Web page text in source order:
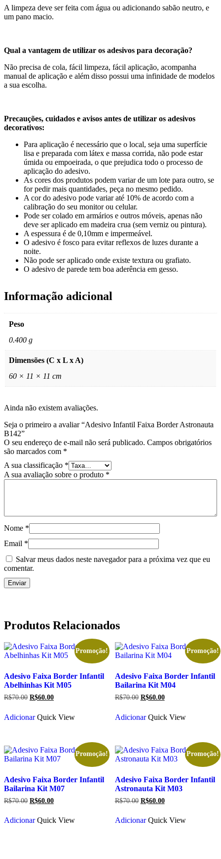
A limpeza deve ser feita com água ou adicionando sabão neutro, e
um pano macio.
Qual a vantagem de utilizar os adesivos para decoração?
Não precisa de cola, fácil limpeza, fácil aplicação, acompanha
manual de aplicação e além disso possui uma infinidade de modelos
a sua escolha.
Precauções, cuidados e avisos antes de utilizar os adesivos
decorativos:
Para aplicação é necessário que o local, seja uma superfície
lisa e preparada com látex e massa corrida, não pode estar
úmida ou empoeirada, o que prejudica todo o processo de
aplicação do adesivo.
As cores dos produtos podem variar de um lote para outro, se
for pedir mais quantidades, peça no mesmo pedido.
A cor do adesivo pode variar até 10% de acordo com a
calibração do seu monitor ou celular.
Pode ser colado em armários e outros móveis, apenas não
deve ser aplicado em madeira crua (sem verniz ou pintura).
A espessura é de 0,10mm e impermeável.
O adesivo é fosco para evitar reflexos de luzes durante a
noite.
Não pode ser aplicado onde existe textura ou grafiato.
O adesivo de parede tem boa aderência em gesso.
Informação adicional
Peso
0.400 g
Dimensões (C x L x A)
60 × 11 × 11 cm
Ainda não existem avaliações.
Seja o primeiro a avaliar “Adesivo Infantil Faixa Border Astronauta
B142”
O seu endereço de e-mail não será publicado. Campos obrigatórios
são marcados com *
A sua classificação *
A sua avaliação sobre o produto *
Nome *
Email *
Salvar meus dados neste navegador para a próxima vez que eu
comentar.
Produtos Relacionados
Promoção!
Adesivo Faixa Border Infantil
Abelhinhas Kit M05
R$70.00 O
era:
R$60.00O
é:
Adicionar Quick View
Promoção!
Adesivo Faixa Border Infantil
Bailarina Kit M04
R$70.00 O
era:
R$60.00O
é:
Adicionar Quick View
Promoção!
Adesivo Faixa Border Infantil
Bailarina Kit M07
R$70.00 O
original
era:
R$60.00O
atual
é:
Adicionar Quick View
Promoção!
Adesivo Faixa Border Infantil
Astronauta Kit M03
R$70.00 O
original
era:
R$60.00O
atual
é:
Adicionar Quick View